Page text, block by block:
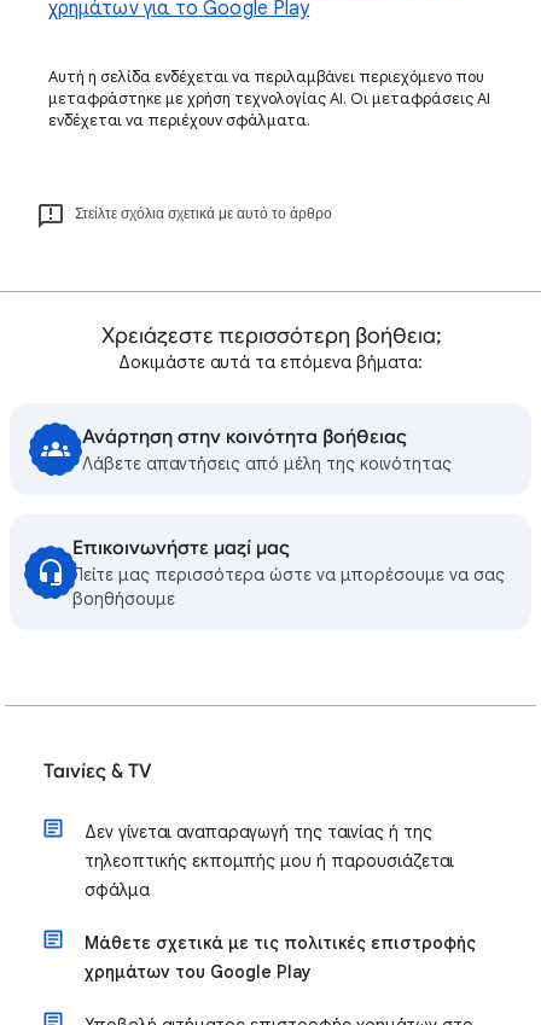
χρημάτων για το Google Play
Αυτή η σελίδα ενδέχεται να περιλαμβάνει περιεχόμενο που
μεταφράστηκε με χρήση τεχνολογίας AI. Οι μεταφράσεις AI
ενδέχεται να περιέχουν σφάλματα.
Στείλτε σχόλια σχετικά με αυτό το άρθρο
Χρειάζεστε περισσότερη βοήθεια;
Δοκιμάστε αυτά τα επόμενα βήματα:
Ανάρτηση στην κοινότητα βοήθειας
Λάβετε απαντήσεις από μέλη της κοινότητας
Επικοινωνήστε μαζί μας
Πείτε μας περισσότερα ώστε να μπορέσουμε να σας
βοηθήσουμε
Ταινίες & TV
Δεν γίνεται αναπαραγωγή της ταινίας ή της
τηλεοπτικής εκπομπής μου ή παρουσιάζεται
σφάλμα
Μάθετε σχετικά με τις πολιτικές επιστροφής
χρημάτων του Google Play